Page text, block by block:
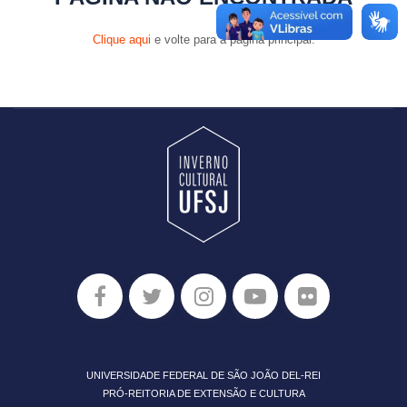
Clique aqui e volte para a página principal.
UNIVERSIDADE FEDERAL DE SÃO JOÃO DEL-REI
PRÓ-REITORIA DE EXTENSÃO E CULTURA